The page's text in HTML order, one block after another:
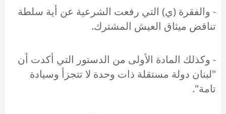
- والفقرة (ي) التي رفعت الشرعية عن أية سلطة
تناقض ميثاق العيش المشترك.
- وكذلك المادة الأولى من الدستور التي أكدت أن
"لبنان دولة مستقلة ذات وحدة لا تتجزأ وسيادة
تامة".